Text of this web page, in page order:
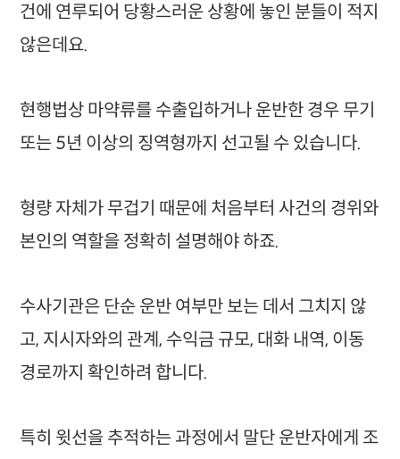
건에 연루되어 당황스러운 상황에 놓인 분들이 적지
않은데요.
현행법상 마약류를 수출입하거나 운반한 경우 무기
또는 5년 이상의 징역형까지 선고될 수 있습니다.
형량 자체가 무겁기 때문에 처음부터 사건의 경위와
본인의 역할을 정확히 설명해야 하죠.
수사기관은 단순 운반 여부만 보는 데서 그치지 않
고, 지시자와의 관계, 수익금 규모, 대화 내역, 이동
경로까지 확인하려 합니다.
특히 윗선을 추적하는 과정에서 말단 운반자에게 조